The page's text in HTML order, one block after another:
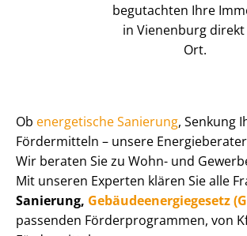
begutachten Ihre
in Vienenburg
Ort.
Ob energetische Sanierung, Senkung
Fördermitteln – unsere
Wir beraten Sie zu Wohn- und
Mit unseren Experten klären Sie alle
Sanierung, Ge­bäu­de­en­er­gie­ge­setz
passenden För­der­pro­gram­men, von